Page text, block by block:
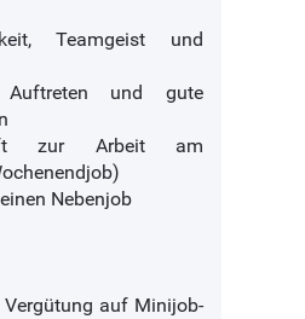
Teamgeist und
und gute
zur Arbeit am
Nebenjob
Vergütung auf Minijob-